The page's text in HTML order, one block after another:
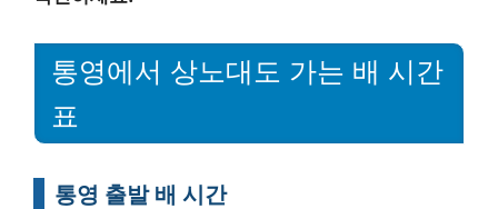
통영에서 상노대도 가는 배 시간
표
통영 출발 배 시간